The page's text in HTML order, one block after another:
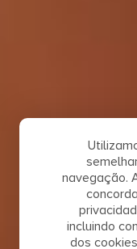
navegação.
incluindo
dos